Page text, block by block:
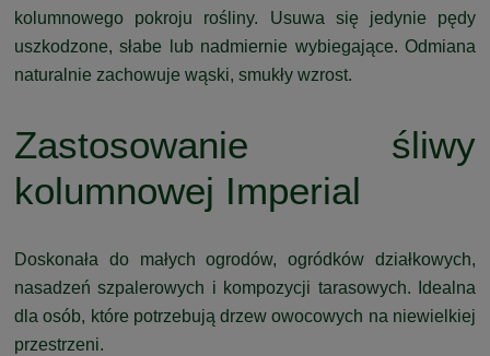
kolumnowego pokroju rośliny. Usuwa się jedynie pędy
uszkodzone, słabe lub nadmiernie wybiegające. Odmiana
naturalnie zachowuje wąski, smukły wzrost.
Zastosowanie śliwy
kolumnowej Imperial
Doskonała do małych ogrodów, ogródków działkowych,
nasadzeń szpalerowych i kompozycji tarasowych. Idealna
dla osób, które potrzebują drzew owocowych na niewielkiej
przestrzeni.